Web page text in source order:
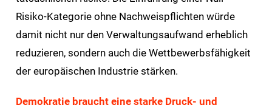
Risiko-Kategorie ohne Nachweispflichten würde
damit nicht nur den Verwaltungsaufwand erheblich
reduzieren, sondern auch die Wettbewerbsfähigkeit
der europäischen Industrie stärken.
Demokratie braucht eine starke Druck- und